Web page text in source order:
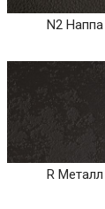
N2 Наппа
R Металл